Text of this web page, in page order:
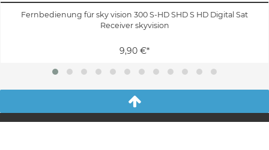
Fernbedienung für sky vision 300 S-HD SHD S HD Digital Sat
Receiver skyvision
9,90 €*